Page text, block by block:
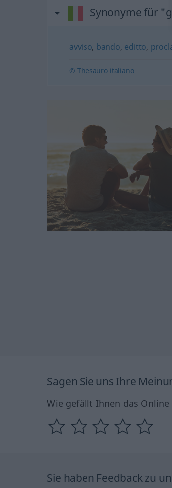
Synonyme für
avviso, bando, editto,
© Thesauro italiano
Sagen Sie uns Ihre
Wie gefällt Ihnen das Online
Sie haben Feedback zu